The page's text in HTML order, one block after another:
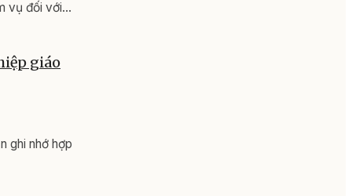
vụ đối với
giáo
ghi nhớ hợp